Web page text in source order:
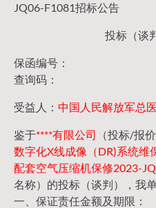
JQ06-F1081招标公告
投标（谈
保函编号：
查询码：
受益人： 中国人民解放军总
鉴于****有限公司 （投标/报
数字化X线成像（DR)系统
配套空气压缩机保修2023-
名称）的投标（谈判），我
一、保证责任金额及期限：